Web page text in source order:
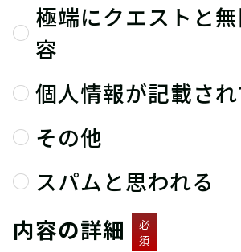
極端にクエストと
容
個人情報が記載さ
その他
スパムと思われる
内容の詳細
必
須